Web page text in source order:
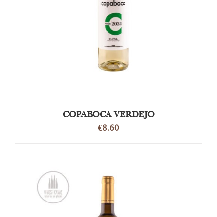
OPTIES SELECTEREN
COPABOCA VERDEJO
€8.60